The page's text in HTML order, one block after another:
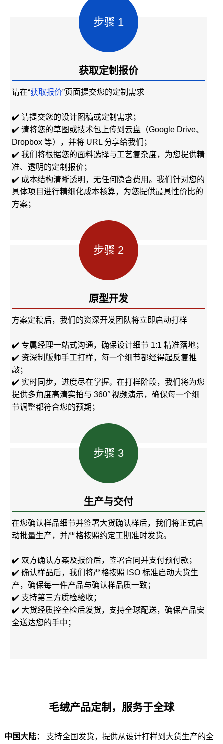
步骤 1
获取定制报价
请在“获取报价”页面提交您的定制需求
✔️ 请提交您的设计图稿或定制需求；
✔️ 请将您的草图或技术包上传到云盘（Google Drive、
Dropbox 等），并将 URL 分享给我们；
✔️ 我们将根据您的面料选择与工艺复杂度，为您提供精
准、透明的定制报价；
✔️ 成本结构清晰透明，无任何隐含费用。我们针对您的
具体项目进行精细化成本核算，为您提供最具性价比的
方案；
步骤 2
原型开发
方案定稿后，我们的资深开发团队将立即启动打样
✔️ 专属经理一站式沟通，确保设计细节 1:1 精准落地；
✔️ 资深制版师手工打样，每一个细节都经得起反复推
敲；
✔️ 实时同步，进度尽在掌握。在打样阶段，我们将为您
提供多角度高清实拍与 360° 视频演示，确保每一个细
节调整都符合您的预期；
步骤 3
生产与交付
在您确认样品细节并签署大货确认样后，我们将正式启
动批量生产，并严格按照约定工期准时发货。
✔️ 双方确认方案及报价后，签署合同并支付预付款；
✔️ 确认样品后，我们将严格按照 ISO 标准启动大货生
产，确保每一件产品与确认样品质一致；
✔️ 支持第三方质检验收；
✔️ 大货经质控全检后发货，支持全球配送，确保产品安
全送达您的手中；
毛绒产品定制，服务于全球
中国大陆：
支持全国发货，提供从设计打样到大货生产的全